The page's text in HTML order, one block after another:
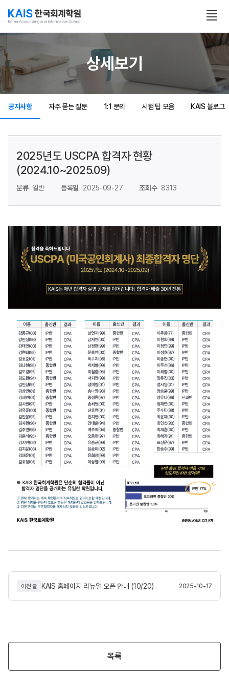
전
보
상세보기
공지사항 자주 묻는 질문 1:1 문의 시험 팁 모음 KAIS 블로그
2025년도 USCPA 합격자 현황
(2024.10~2025.09)
분류 일반 등록일 2025-09-27 조회수 8313
이전 글 KAIS 홈페이지 리뉴얼 오픈 안내 (10/20) 2025-10-17
목록